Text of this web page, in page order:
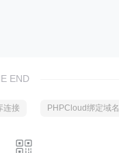
END
连接 PHPCloud绑定域名